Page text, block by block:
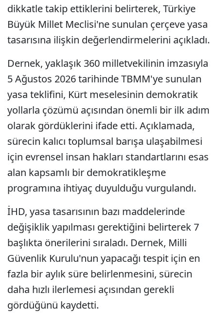
dikkatle takip ettiklerini belirterek, Türkiye
Büyük Millet Meclisi'ne sunulan çerçeve yasa
tasarısına ilişkin değerlendirmelerini açıkladı.
Dernek, yaklaşık 360 milletvekilinin imzasıyla
5 Ağustos 2026 tarihinde TBMM'ye sunulan
yasa teklifini, Kürt meselesinin demokratik
yollarla çözümü açısından önemli bir ilk adım
olarak gördüklerini ifade etti. Açıklamada,
sürecin kalıcı toplumsal barışa ulaşabilmesi
için evrensel insan hakları standartlarını esas
alan kapsamlı bir demokratikleşme
programına ihtiyaç duyulduğu vurgulandı.
İHD, yasa tasarısının bazı maddelerinde
değişiklik yapılması gerektiğini belirterek 7
başlıkta önerilerini sıraladı. Dernek, Milli
Güvenlik Kurulu'nun yapacağı tespit için en
fazla bir aylık süre belirlenmesini, sürecin
daha hızlı ilerlemesi açısından gerekli
gördüğünü kaydetti.